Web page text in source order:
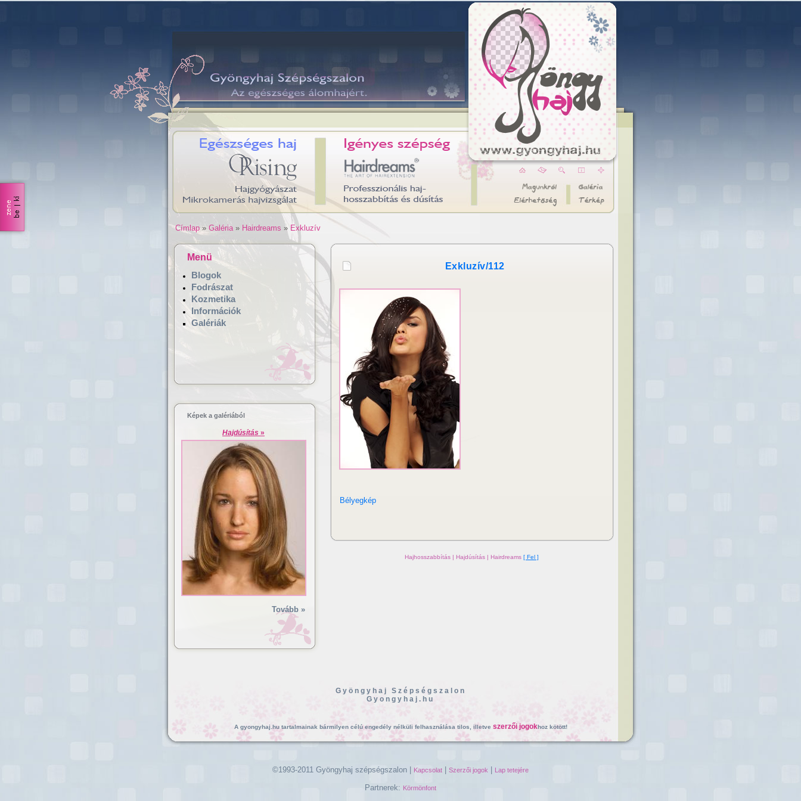
Hajgyógyászat,
Lézeres hajhosszabbítás és
dúsítás
Címlap» Galéria» Hairdreams » Exkluzív
Exkluzív/112
Bélyegkép
Hajhosszabbítás | Hajdúsítás | Hairdreams [ Fel ]
Menü
Blogok
Fodrászat
Kozmetika
Információk
Galériák
Képek a galériából
Hajdúsítás »
Tovább »
Gyöngyhaj Szépségszalon
Gyongyhaj.hu
A gyongyhaj.hu tartalmainak bármilyen célú engedély nélküli felhasználása tilos, illetve szerzői jogokhoz kötött!
©1993-2011 Gyöngyhaj szépségszalon | Kapcsolat Szerzői jogok Lap tetejére
Partnerek: Körmönfont